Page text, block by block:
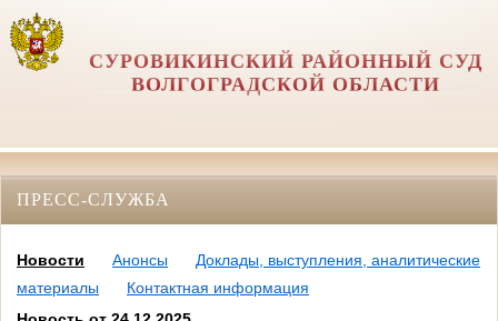
СУРОВИКИНСКИЙ РАЙОННЫЙ СУД
ВОЛГОГРАДСКОЙ ОБЛАСТИ
ПРЕСС-СЛУЖБА
Новости Анонсы
Доклады, выступления, аналитические
материалы
Контактная информация